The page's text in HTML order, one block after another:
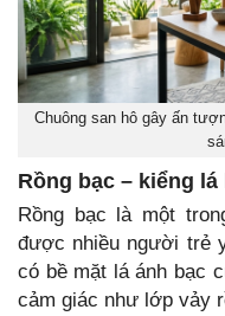
Chuông san hô gây ấn
Rồng bạc – kiểng
Rồng bạc là một
được nhiều người trẻ
có bề mặt lá ánh bạc
cảm giác như lớp vảy